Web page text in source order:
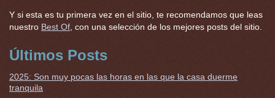
Y si esta es tu primera vez en el sitio, te recomendamos que leas
nuestro Best Of , con una selección de los mejores posts del sitio.
Últimos Posts
2025: Son muy pocas las horas en las que la casa duerme
tranquila